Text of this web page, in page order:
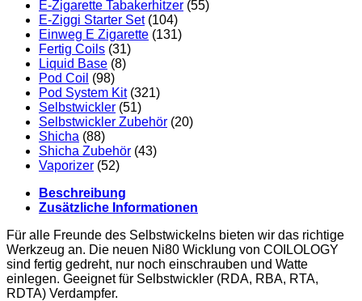
E-Zigarette Tabakerhitzer (55)
E-Ziggi Starter Set (104)
Einweg E Zigarette (131)
Fertig Coils (31)
Liquid Base (8)
Pod Coil (98)
Pod System Kit (321)
Selbstwickler (51)
Selbstwickler Zubehör (20)
Shicha (88)
Shicha Zubehör (43)
Vaporizer (52)
Beschreibung
Zusätzliche Informationen
Für alle Freunde des Selbstwickelns bieten wir das richtige
Werkzeug an. Die neuen Ni80 Wicklung von COILOLOGY
sind fertig gedreht, nur noch einschrauben und Watte
einlegen. Geeignet für Selbstwickler (RDA, RBA, RTA,
RDTA) Verdampfer.